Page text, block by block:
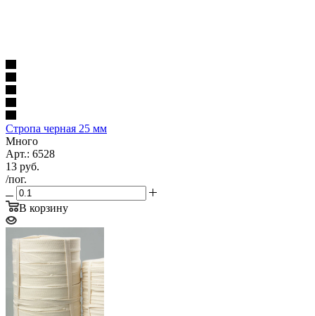
Стропа черная 25 мм
Много
Арт.: 6528
13 руб.
/пог.
В корзину